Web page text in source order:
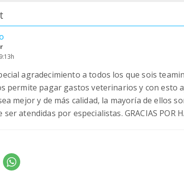
agradecimiento a todos los que sois
permite pagar gastos veterinarios y con esto
mejor y de más calidad, la mayoría de ellos
atendidas por especialistas. GRACIAS POR